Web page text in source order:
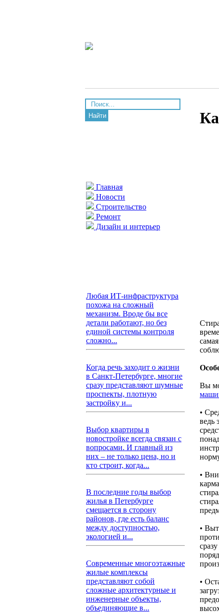
Найти
Главная
Новости
Строительство
Ремонт
Дизайн и интерьер
Любая ИТ-инфраструктура
похожа на сложный
механизм. Вроде бы все
детали работают, но без
единой системы контроля
сложно...
Когда речь заходит о жизни
в Санкт-Петербурге, многие
сразу представляют шумные
проспекты, плотную
застройку и...
Выбор квартиры в
новостройке всегда связан с
вопросами. И главный из
них – не только цена, но и
кто строит, когда...
В последние годы выбор
жилья в Петербурге
смещается в сторону
районов, где есть баланс
между доступностью,
экологией и...
Современные многоэтажные
жилые комплексы
представляют собой
сложные архитектурные и
инженерные объекты,
объединяющие в...
Вы
•
ведь
•
•
•